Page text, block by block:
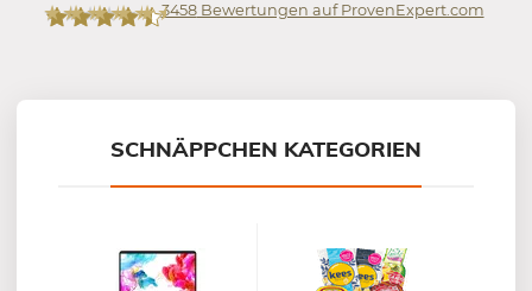
3458Bewertungen auf ProvenExpert.com
SCHNÄPPCHEN KATEGORIEN